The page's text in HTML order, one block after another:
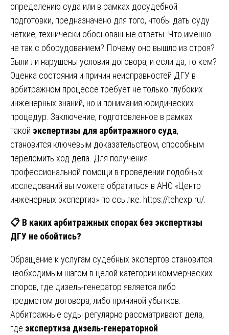
определению суда или в рамках досудебной
подготовки, предназначено для того, чтобы дать суду
четкие, технически обоснованные ответы. Что именно
не так с оборудованием? Почему оно вышло из строя?
Были ли нарушены условия договора, и если да, то кем?
Оценка состояния и причин неисправностей ДГУ в
арбитражном процессе требует не только глубоких
инженерных знаний, но и понимания юридических
процедур. Заключение, подготовленное в рамках
такой экспертизы для арбитражного суда,
становится ключевым доказательством, способным
переломить ход дела. Для получения
профессиональной помощи в проведении подобных
исследований вы можете обратиться в АНО «Центр
инженерных экспертиз» по ссылке: https://tehexp.ru/
📋 В каких арбитражных спорах без экспертизы
ДГУ не обойтись?
Обращение к услугам судебных экспертов становится
необходимым шагом в целой категории коммерческих
споров, где дизель-генератор является либо
предметом договора, либо причиной убытков.
Арбитражные суды регулярно рассматривают дела,
где экспертиза дизель-генераторной